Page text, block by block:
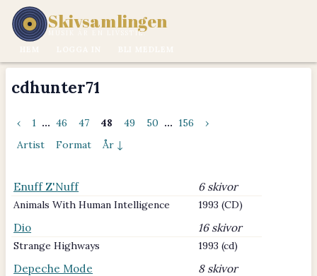
Skivsamlingen
MUSIK ÄR EN LIVSSTIL.
cdhunter71
‹ 1 ... 46 47 48 49 50 ... 156
›
Artist
Format År ↓
Enuff Z'Nuff 6 skivor
Animals With Human Intelligence 1993 (CD)
Dio 16 skivor
Strange Highways 1993 (cd)
Depeche Mode 8 skivor